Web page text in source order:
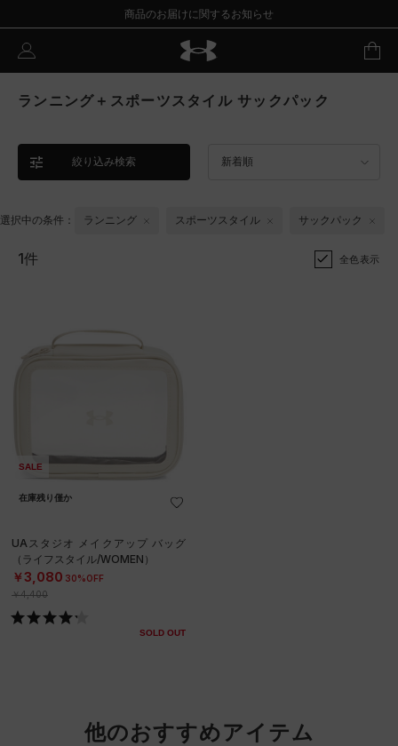
商品のお届けに関するお知らせ
ランニング＋スポーツスタイル サックパック
絞り込み検索 新着順
選択中の条件： ランニング スポーツスタイル サックパック
1件 全色表示
SALE
在庫残り僅か
UAスタジオ メイクアップ バッグ
（ライフスタイル/WOMEN）
￥3,080 30%OFF
￥4,400
SOLD OUT
他のおすすめアイテム